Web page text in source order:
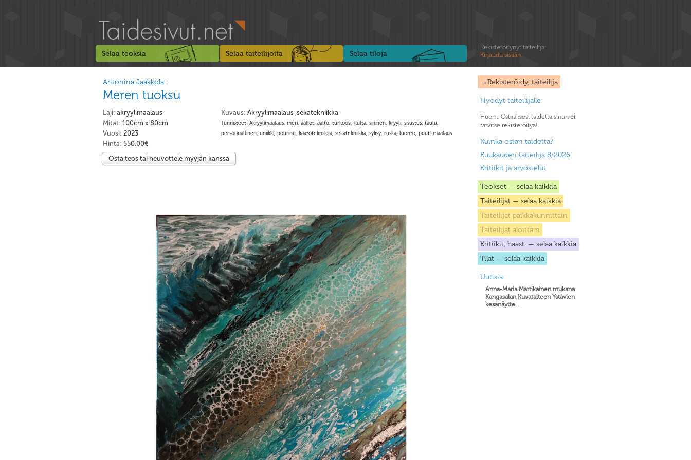
Selaa teoksia Selaa taiteilijoita Selaa tiloja
Rekisteröitynyt taiteilija:
Kirjaudu sisään
→Rekisteröidy, taiteilija
Hyödyt taiteilijalle
Huom. Ostaaksesi taidetta sinun ei
tarvitse rekisteröityä!
Kuinka ostan taidetta?
Kuukauden taiteilija 8/2026
Kritiikit ja arvostelut
Teokset — selaa kaikkia
Taiteilijat — selaa kaikkia
Taiteilijat paikkakunnittain
Taiteilijat aloittain
Kritiikit, haast. — selaa kaikkia
Tilat — selaa kaikkia
Uutisia
Anna-Maria Martikainen mukana
Kangasalan Kuvataiteen Ystävien
kesänäytte...
Antonina Jaakkola :
Meren tuoksu
Kuvaus: Akryylimaalaus ,sekatekniikka
Tunnisteet: Akryylimaalaus, meri, aallot, aalto, turkoosi, kulta, sininen, kryyli, sisustus, taulu,
persoonallinen, uniikki, pouring, kaatotekniikka, sekatekniikka, syksy, ruska, luonto, puut, maalaus
Laji: akryylimaalaus
Mitat: 100cm x 80cm
Vuosi: 2023
Hinta: 550,00€
Osta teos tai neuvottele myyjän kanssa